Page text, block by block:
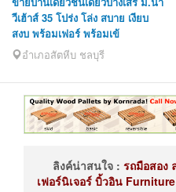
วีเฮ้าส์ 35 โปร่ง โล่ง สบาย เงียบ
สงบ พร้อมเฟอร์ พร้อมเข้
อำเภอสัตหีบ ชลบุรี
ลิงค์น่าสนใจ : รถมือสอง
เฟอร์นิเจอร์ บิ้วอิน